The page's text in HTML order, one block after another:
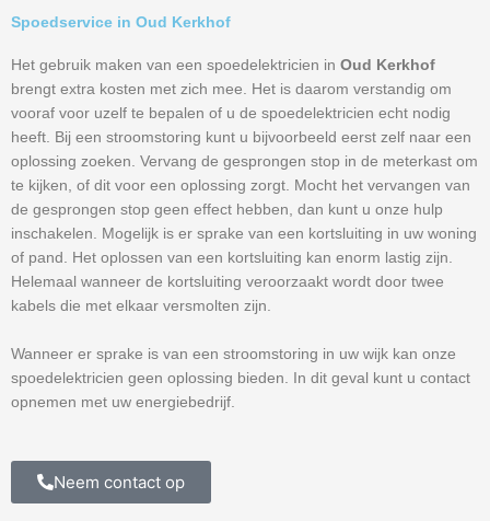
Spoedservice in Oud Kerkhof
Het gebruik maken van een spoedelektricien in Oud Kerkhof
brengt extra kosten met zich mee. Het is daarom verstandig om
vooraf voor uzelf te bepalen of u de spoedelektricien echt nodig
heeft. Bij een stroomstoring kunt u bijvoorbeeld eerst zelf naar een
oplossing zoeken. Vervang de gesprongen stop in de meterkast om
te kijken, of dit voor een oplossing zorgt. Mocht het vervangen van
de gesprongen stop geen effect hebben, dan kunt u onze hulp
inschakelen. Mogelijk is er sprake van een kortsluiting in uw woning
of pand. Het oplossen van een kortsluiting kan enorm lastig zijn.
Helemaal wanneer de kortsluiting veroorzaakt wordt door twee
kabels die met elkaar versmolten zijn.
Wanneer er sprake is van een stroomstoring in uw wijk kan onze
spoedelektricien geen oplossing bieden. In dit geval kunt u contact
opnemen met uw energiebedrijf.
Neem contact op